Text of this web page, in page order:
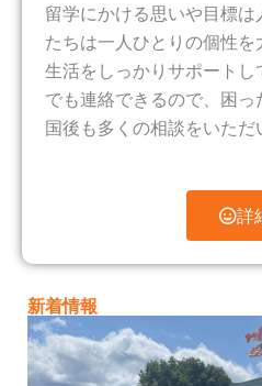
留学にかける思いや目標
たちは一人ひとりの個性
生活をしっかりサポート
でも連絡できるので、困
国後も多くの相談をいただ
詳
新着情報